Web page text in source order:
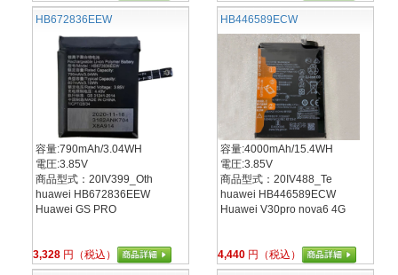
HB672836EEW
容量:790mAh/3.04WH
電圧:3.85V
商品型式：20IV399_Oth
huawei HB672836EEW
Huawei GS PRO
3,328 円（税込）
HB446589ECW
容量:4000mAh/15.4WH
電圧:3.85V
商品型式：20IV488_Te
huawei HB446589ECW
Huawei V30pro nova6 4G
4,440 円（税込）